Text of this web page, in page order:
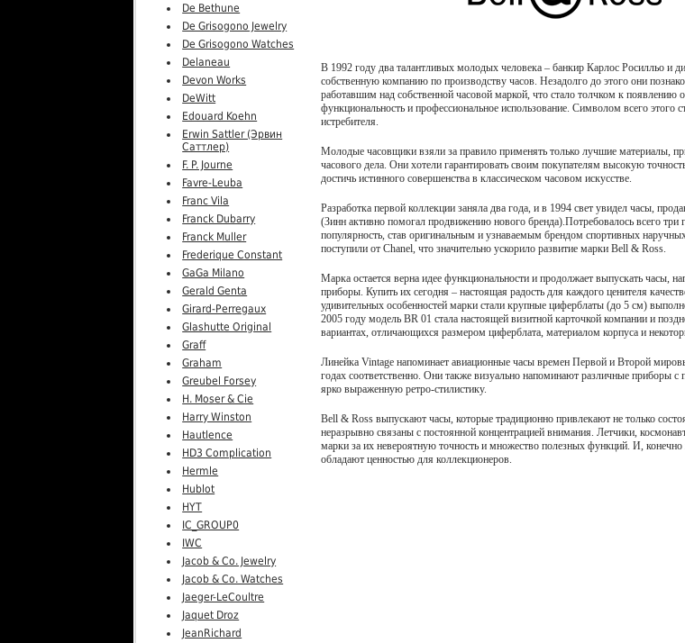
De Bethune
De Grisogono Jewelry
De Grisogono Watches
Delaneau
Devon Works
DeWitt
Edouard Koehn
Erwin Sattler (Эрвин
Саттлер)
F. P. Journe
Favre-Leuba
Franc Vila
Franck Dubarry
Franck Muller
Frederique Constant
GaGa Milano
Gerald Genta
Girard-Perregaux
Glashutte Original
Graff
Graham
Greubel Forsey
H. Moser & Cie
Harry Winston
Hautlence
HD3 Complication
Hermle
Hublot
HYT
IC_GROUP0
IWC
Jacob & Co. Jewelry
Jacob & Co. Watches
Jaeger-LeCoultre
Jaquet Droz
JeanRichard
В 1992 году два талантливых молодых человека – банкир Карлос Росилльо и
собственную компанию по производству часов. Незадолго до этого они
работавшим над собственной часовой маркой, что стало толчком к
функциональность и профессиональное использование. Символом всего этого
истребителя.
Молодые часовщики взяли за правило применять только лучшие материалы,
часового дела. Они хотели гарантировать своим покупателям высокую
достичь истинного совершенства в классическом часовом искусстве.
Разработка первой коллекции заняла два года, и в 1994 свет увидел часы,
(Зинн активно помогал продвижению нового бренда).Потребовалось всего три
популярность, став оригинальным и узнаваемым брендом спортивных
поступили от Chanel, что значительно ускорило развитие марки Bell & Ross.
Марка остается верна идее функциональности и продолжает выпускать часы,
приборы. Купить их сегодня – настоящая радость для каждого ценителя
удивительных особенностей марки стали крупные циферблаты (до 5 см)
2005 году модель BR 01 стала настоящей визитной карточкой компании и
вариантах, отличающихся размером циферблата, материалом корпуса и
Линейка Vintage напоминает авиационные часы времен Первой и Второй
годах соответственно. Они также визуально напоминают различные приборы с
ярко выраженную ретро-стилистику.
Bell & Ross выпускают часы, которые традиционно привлекают не только
неразрывно связаны с постоянной концентрацией внимания. Летчики,
марки за их невероятную точность и множество полезных функций. И,
обладают ценностью для коллекционеров.